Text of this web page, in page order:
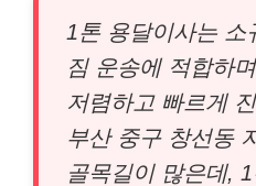
1톤 용달이사는 소
짐 운송에 적합하
저렴하고 빠르게
부산 중구 창선동
골목길이 많은데,